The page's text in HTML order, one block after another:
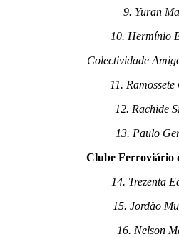
9. Yuran
10. Hermínio
Colectividade
11. Ramossete
12. Rachide
13. Paulo
Clube Ferroviário
14. Trezenta
15. Jordão
16. Nelson